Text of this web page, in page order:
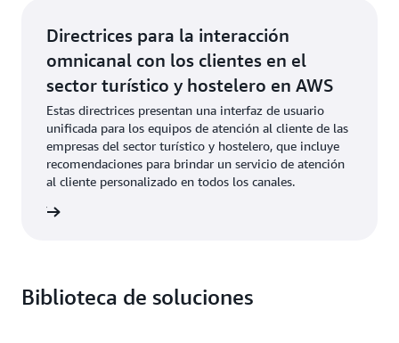
Directrices para la interacción
omnicanal con los clientes en el
sector turístico y hostelero en AWS
Estas directrices presentan una interfaz de usuario
unificada para los equipos de atención al cliente de las
empresas del sector turístico y hostelero, que incluye
recomendaciones para brindar un servicio de atención
al cliente personalizado en todos los canales.
Biblioteca de soluciones